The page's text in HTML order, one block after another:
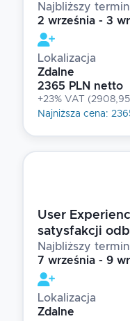
Najbliższy termin
2 września - 3
Lokalizacja
Zdalne
2365 PLN netto
+23% VAT (
Najniższa cena:
User
satysfakcji
Najbliższy termin
7 września - 9
Lokalizacja
Zdalne